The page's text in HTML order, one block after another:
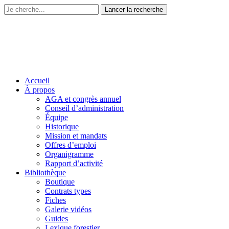
Accueil
À propos
AGA et congrès annuel
Conseil d’administration
Équipe
Historique
Mission et mandats
Offres d’emploi
Organigramme
Rapport d’activité
Bibliothèque
Boutique
Contrats types
Fiches
Galerie vidéos
Guides